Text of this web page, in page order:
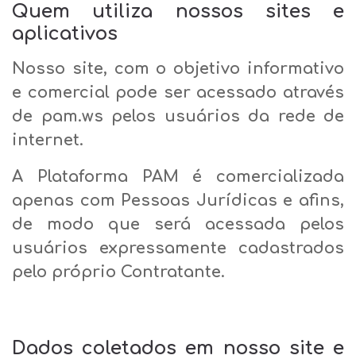
Quem utiliza nossos sites e
aplicativos
Nosso site, com o objetivo informativo
e comercial pode ser acessado através
de pam.ws pelos usuários da rede de
internet.
A Plataforma PAM é comercializada
apenas com Pessoas Jurídicas e afins,
de modo que será acessada pelos
usuários expressamente cadastrados
pelo próprio Contratante.
Dados coletados em nosso site e